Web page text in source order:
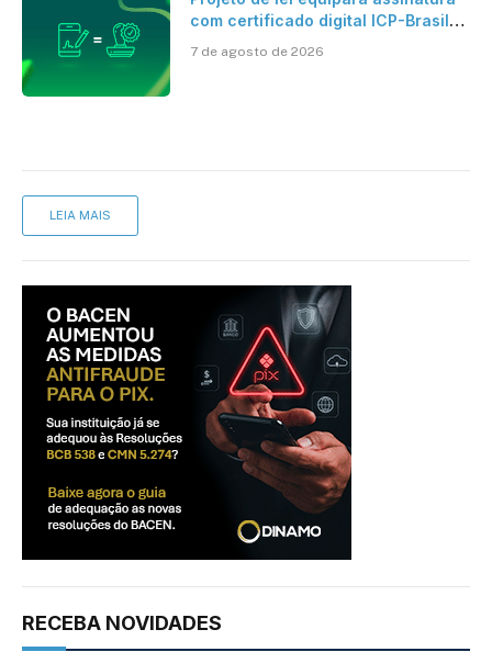
com certificado digital ICP-Brasil
cartório
7 de agosto de 2026
LEIA MAIS
RECEBA NOVIDADES